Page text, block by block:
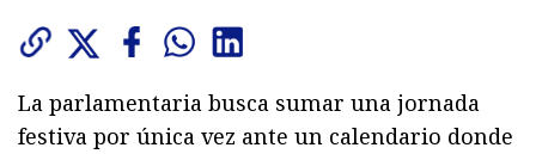
La parlamentaria busca sumar una jornada
festiva por única vez ante un calendario donde